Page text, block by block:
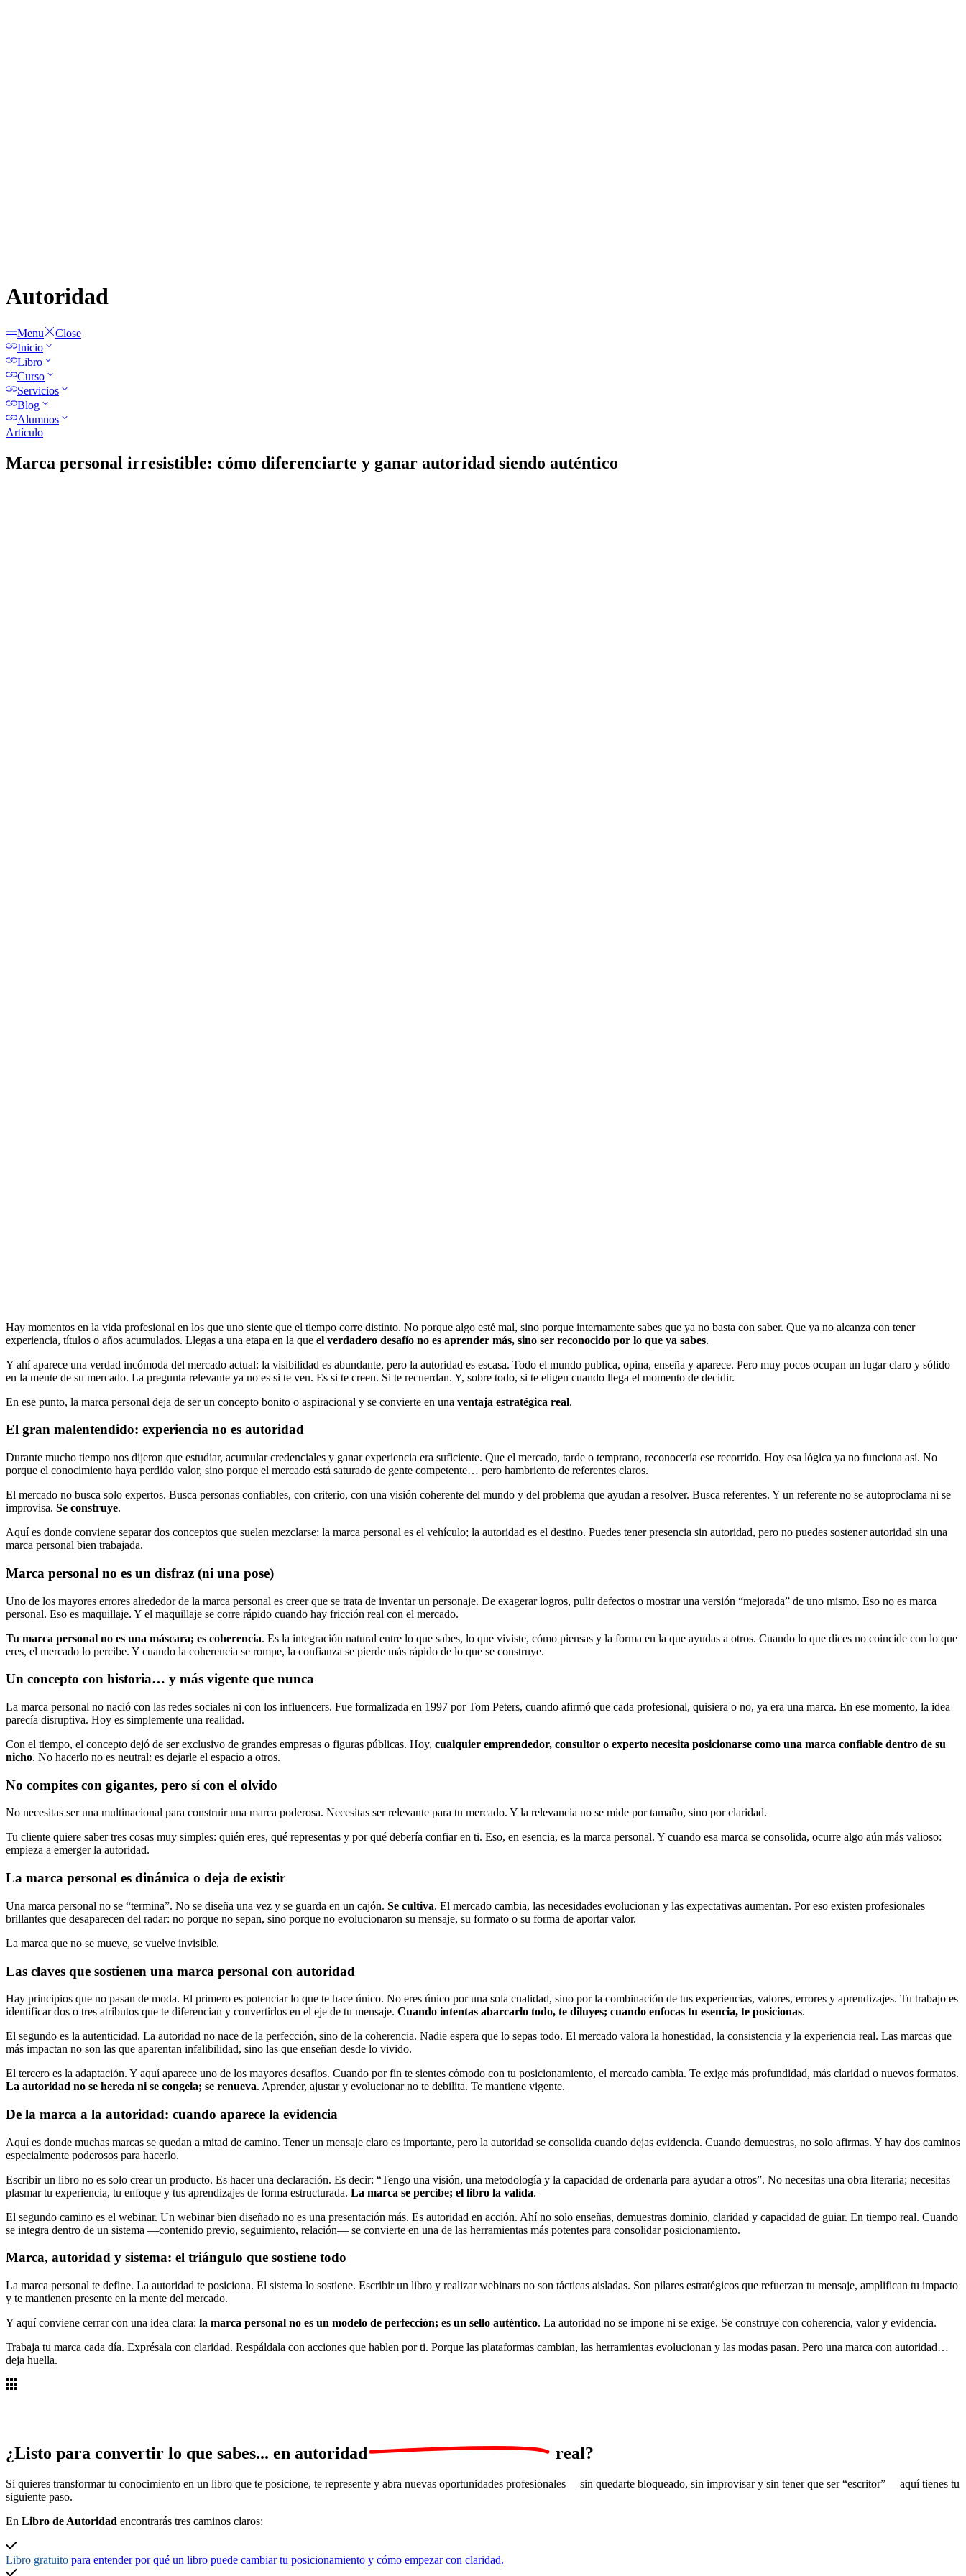
Autoridad
Menu
Close
Inicio
Libro
Curso
Servicios
Blog
Alumnos
Artículo
Marca personal irresistible: cómo diferenciarte y ganar autoridad siendo auténtico
Hay momentos en la vida profesional en los que uno siente que el tiempo corre distinto. No porque algo esté mal, sino porque internamente sabes que ya no basta con saber. Que ya no alcanza con tener
experiencia, títulos o años acumulados. Llegas a una etapa en la que el verdadero desafío no es aprender más, sino ser reconocido por lo que ya sabes.
Y ahí aparece una verdad incómoda del mercado actual: la visibilidad es abundante, pero la autoridad es escasa. Todo el mundo publica, opina, enseña y aparece. Pero muy pocos ocupan un lugar claro y sólido
en la mente de su mercado. La pregunta relevante ya no es si te ven. Es si te creen. Si te recuerdan. Y, sobre todo, si te eligen cuando llega el momento de decidir.
En ese punto, la marca personal deja de ser un concepto bonito o aspiracional y se convierte en una ventaja estratégica real.
El gran malentendido: experiencia no es autoridad
Durante mucho tiempo nos dijeron que estudiar, acumular credenciales y ganar experiencia era suficiente. Que el mercado, tarde o temprano, reconocería ese recorrido. Hoy esa lógica ya no funciona así. No
porque el conocimiento haya perdido valor, sino porque el mercado está saturado de gente competente… pero hambriento de referentes claros.
El mercado no busca solo expertos. Busca personas confiables, con criterio, con una visión coherente del mundo y del problema que ayudan a resolver. Busca referentes. Y un referente no se autoproclama ni se
improvisa. Se construye.
Aquí es donde conviene separar dos conceptos que suelen mezclarse: la marca personal es el vehículo; la autoridad es el destino. Puedes tener presencia sin autoridad, pero no puedes sostener autoridad sin una
marca personal bien trabajada.
Marca personal no es un disfraz (ni una pose)
Uno de los mayores errores alrededor de la marca personal es creer que se trata de inventar un personaje. De exagerar logros, pulir defectos o mostrar una versión “mejorada” de uno mismo. Eso no es marca
personal. Eso es maquillaje. Y el maquillaje se corre rápido cuando hay fricción real con el mercado.
Tu marca personal no es una máscara; es coherencia. Es la integración natural entre lo que sabes, lo que viviste, cómo piensas y la forma en la que ayudas a otros. Cuando lo que dices no coincide con lo que
eres, el mercado lo percibe. Y cuando la coherencia se rompe, la confianza se pierde más rápido de lo que se construye.
Un concepto con historia… y más vigente que nunca
La marca personal no nació con las redes sociales ni con los influencers. Fue formalizada en 1997 por Tom Peters, cuando afirmó que cada profesional, quisiera o no, ya era una marca. En ese momento, la idea
parecía disruptiva. Hoy es simplemente una realidad.
Con el tiempo, el concepto dejó de ser exclusivo de grandes empresas o figuras públicas. Hoy, cualquier emprendedor, consultor o experto necesita posicionarse como una marca confiable dentro de su
nicho. No hacerlo no es neutral: es dejarle el espacio a otros.
No compites con gigantes, pero sí con el olvido
No necesitas ser una multinacional para construir una marca poderosa. Necesitas ser relevante para tu mercado. Y la relevancia no se mide por tamaño, sino por claridad.
Tu cliente quiere saber tres cosas muy simples: quién eres, qué representas y por qué debería confiar en ti. Eso, en esencia, es la marca personal. Y cuando esa marca se consolida, ocurre algo aún más valioso:
empieza a emerger la autoridad.
La marca personal es dinámica o deja de existir
Una marca personal no se “termina”. No se diseña una vez y se guarda en un cajón. Se cultiva. El mercado cambia, las necesidades evolucionan y las expectativas aumentan. Por eso existen profesionales
brillantes que desaparecen del radar: no porque no sepan, sino porque no evolucionaron su mensaje, su formato o su forma de aportar valor.
La marca que no se mueve, se vuelve invisible.
Las claves que sostienen una marca personal con autoridad
Hay principios que no pasan de moda. El primero es potenciar lo que te hace único. No eres único por una sola cualidad, sino por la combinación de tus experiencias, valores, errores y aprendizajes. Tu trabajo es
identificar dos o tres atributos que te diferencian y convertirlos en el eje de tu mensaje. Cuando intentas abarcarlo todo, te diluyes; cuando enfocas tu esencia, te posicionas.
El segundo es la autenticidad. La autoridad no nace de la perfección, sino de la coherencia. Nadie espera que lo sepas todo. El mercado valora la honestidad, la consistencia y la experiencia real. Las marcas que
más impactan no son las que aparentan infalibilidad, sino las que enseñan desde lo vivido.
El tercero es la adaptación. Y aquí aparece uno de los mayores desafíos. Cuando por fin te sientes cómodo con tu posicionamiento, el mercado cambia. Te exige más profundidad, más claridad o nuevos formatos.
La autoridad no se hereda ni se congela; se renueva. Aprender, ajustar y evolucionar no te debilita. Te mantiene vigente.
De la marca a la autoridad: cuando aparece la evidencia
Aquí es donde muchas marcas se quedan a mitad de camino. Tener un mensaje claro es importante, pero la autoridad se consolida cuando dejas evidencia. Cuando demuestras, no solo afirmas. Y hay dos caminos
especialmente poderosos para hacerlo.
Escribir un libro no es solo crear un producto. Es hacer una declaración. Es decir: “Tengo una visión, una metodología y la capacidad de ordenarla para ayudar a otros”. No necesitas una obra literaria; necesitas
plasmar tu experiencia, tu enfoque y tus aprendizajes de forma estructurada. La marca se percibe; el libro la valida.
El segundo camino es el webinar. Un webinar bien diseñado no es una presentación más. Es autoridad en acción. Ahí no solo enseñas, demuestras dominio, claridad y capacidad de guiar. En tiempo real. Cuando
se integra dentro de un sistema —contenido previo, seguimiento, relación— se convierte en una de las herramientas más potentes para consolidar posicionamiento.
Marca, autoridad y sistema: el triángulo que sostiene todo
La marca personal te define. La autoridad te posiciona. El sistema lo sostiene. Escribir un libro y realizar webinars no son tácticas aisladas. Son pilares estratégicos que refuerzan tu mensaje, amplifican tu impacto
y te mantienen presente en la mente del mercado.
Y aquí conviene cerrar con una idea clara: la marca personal no es un modelo de perfección; es un sello auténtico. La autoridad no se impone ni se exige. Se construye con coherencia, valor y evidencia.
Trabaja tu marca cada día. Exprésala con claridad. Respáldala con acciones que hablen por ti. Porque las plataformas cambian, las herramientas evolucionan y las modas pasan. Pero una marca con autoridad…
deja huella.
¿Listo para convertir lo que sabes... en autoridad real?
Si quieres transformar tu conocimiento en un libro que te posicione, te represente y abra nuevas oportunidades profesionales —sin quedarte bloqueado, sin improvisar y sin tener que ser “escritor”— aquí tienes tu
siguiente paso.
En Libro de Autoridad encontrarás tres caminos claros:
Libro gratuito para entender por qué un libro puede cambiar tu posicionamiento y cómo empezar con claridad.